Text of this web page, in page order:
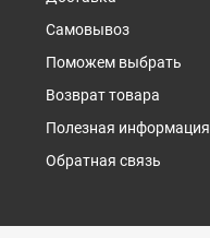
Самовывоз
Поможем выбрать
Возврат товара
Полезная информация
Обратная связь